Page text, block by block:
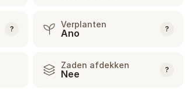
? Verplanten
Ano ?
Zaden afdekken
Nee ?